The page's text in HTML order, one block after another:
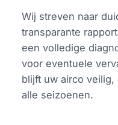
Wij streven naar
transparante
een volledige
voor eventuele
blijft uw airco
alle seizoenen.